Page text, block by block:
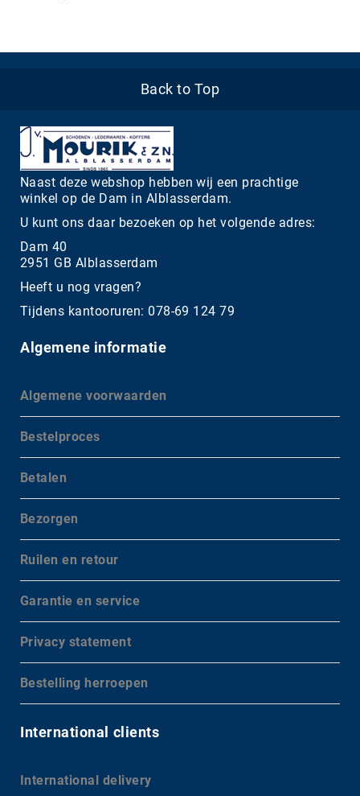
Back to Top
Naast deze webshop hebben wij een prachtige
winkel op de Dam in Alblasserdam.
U kunt ons daar bezoeken op het volgende adres:
Dam 40
2951 GB Alblasserdam
Heeft u nog vragen?
Tijdens kantooruren: 078-69 124 79
Algemene informatie
Algemene voorwaarden
Bestelproces
Betalen
Bezorgen
Ruilen en retour
Garantie en service
Privacy statement
Bestelling herroepen
International clients
International delivery